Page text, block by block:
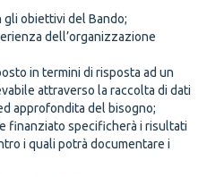
obiettivi del Bando;
dell’organizzazione
in termini di risposta ad un
attraverso la raccolta di dati
approfondita del bisogno;
finanziato specificherà i risultati
i quali potrà documentare i